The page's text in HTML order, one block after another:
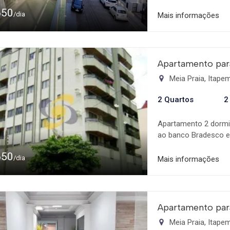
/dia
em região central.
para 02 Ambientes; 
da Suíte e 01 Social;
Andar sem
Mais informações
/dia
Apartamento
Meia Praia,
2 Quartos
Apartamento 2
ao banco Bradesco
ambientes.
Mais informações
Apartamento
Meia Praia,